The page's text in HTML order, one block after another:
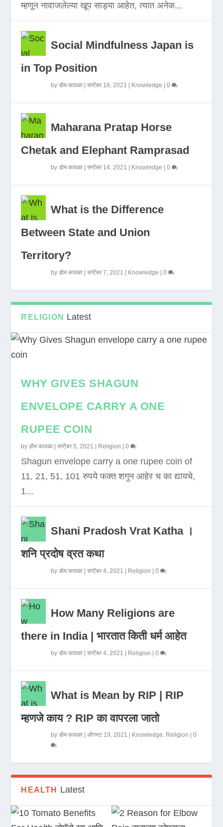
म्हणून नावाजलेल्या खूप साड्या आहेत, त्यात अनेक...
Social Mindfulness Japan is
in Top Position
byडोम कावळा |सप्टेंबर 16, 2021 Knowledge |0
Maharana Pratap Horse
Chetak and Elephant Ramprasad
byडोम कावळा |सप्टेंबर 14, 2021 Knowledge |0
What is the Difference
Between State and Union
Territory?
byडोम कावळा |सप्टेंबर 7, 2021 Knowledge |0
RELIGION Latest
WHY GIVES SHAGUN
ENVELOPE CARRY A ONE
RUPEE COIN
byडोम कावळा |सप्टेंबर 5, 2021 Religion |0
Shagun envelope carry a one rupee coin of
11, 21, 51, 101 रुपये फक्त शगुन आहेर च का द्यायचे,
1...
Shani Pradosh Vrat Katha ।
शनि प्रदोष व्रत कथा
byडोम कावळा |सप्टेंबर 4, 2021 Religion |0
How Many Religions are
there in India | भारतात किती धर्म आहेत
byडोम कावळा |सप्टेंबर 4, 2021 Religion |0
What is Mean by RIP | RIP
म्हणजे काय ? RIP का वापरला जातो
byडोम कावळा |ऑगस्ट 19, 2021 Knowledge, Religion |0
HEALTH Latest